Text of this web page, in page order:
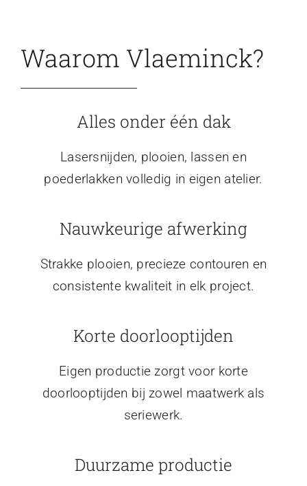
Waarom Vlaeminck?
Alles onder één dak
Lasersnijden, plooien, lassen en
poederlakken volledig in eigen atelier.
Nauwkeurige afwerking
Strakke plooien, precieze contouren en
consistente kwaliteit in elk project.
Korte doorlooptijden
Eigen productie zorgt voor korte
doorlooptijden bij zowel maatwerk als
seriewerk.
Duurzame productie